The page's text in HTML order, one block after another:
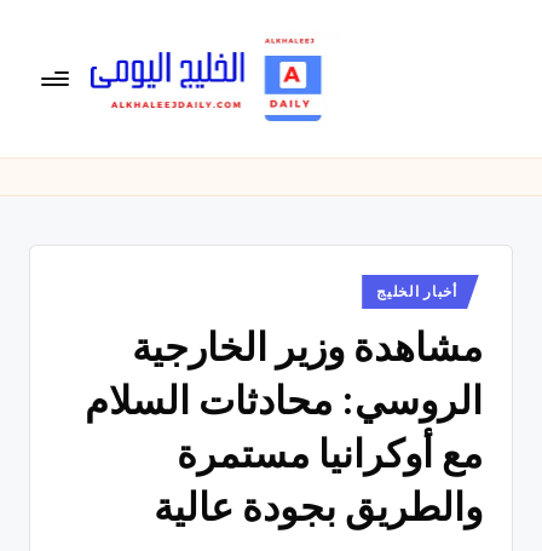
خ
يو
م
ى
متابعة
الرياضية
والسياسية
والاقتصادية.
نُشر
في
أخبار الخليج
مشاهدة وزير الخارجية
الروسي: محادثات السلام
مع أوكرانيا مستمرة
والطريق بجودة عالية